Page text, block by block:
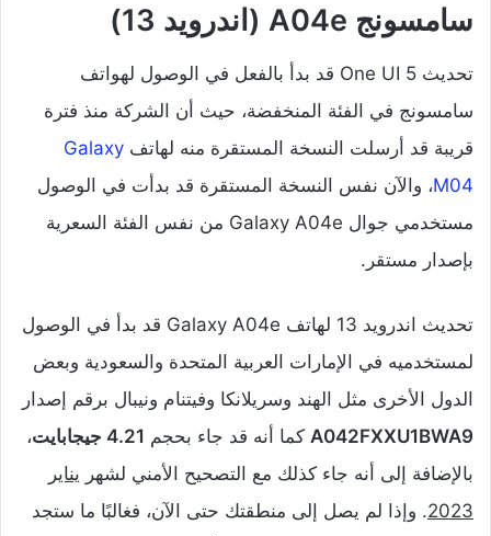
سامسونج A04e (اندرويد 13)
تحديث One UI 5 قد بدأ بالفعل في الوصول لهواتف
سامسونج في الفئة المنخفضة، حيث أن الشركة منذ فترة
قريبة قد أرسلت النسخة المستقرة منه لهاتف Galaxy
M04، والآن نفس النسخة المستقرة قد بدأت في الوصول
مستخدمي جوال Galaxy A04e من نفس الفئة السعرية
بإصدار مستقر.
تحديث اندرويد 13 لهاتف Galaxy A04e قد بدأ في الوصول
لمستخدميه في الإمارات العربية المتحدة والسعودية وبعض
الدول الأخرى مثل الهند وسريلانكا وفيتنام ونيبال برقم إصدار
A042FXXU1BWA9 كما أنه قد جاء بحجم 4.21 جيجابايت
،
بالإضافة إلى أنه جاء كذلك مع التصحيح الأمني لشهر يناير
2023. وإذا لم يصل إلى منطقتك حتى الآن، فغالبًا ما ستجد